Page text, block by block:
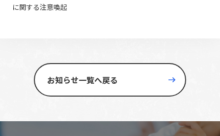
に関する注意喚起
お知らせ一覧へ戻る